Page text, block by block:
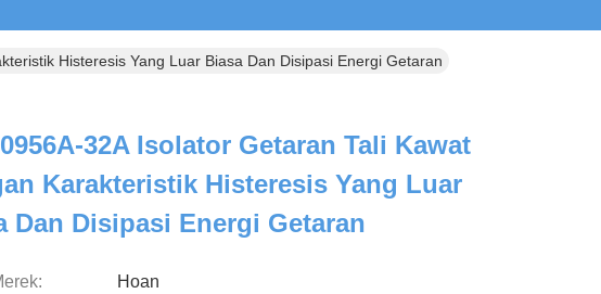
Histeresis Yang Luar Biasa Dan Disipasi Energi Getaran
32A Isolator Getaran Tali Kawat
Karakteristik Histeresis Yang Luar
Dan Disipasi Energi Getaran
Hoan